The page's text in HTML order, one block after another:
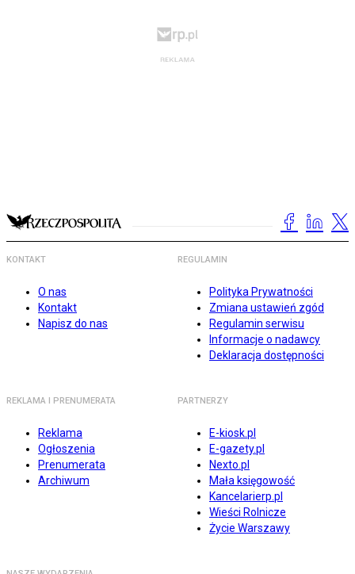
KONTAKT
O nas
Kontakt
Napisz do nas
REGULAMIN
Polityka Prywatności
Zmiana ustawień zgód
Regulamin serwisu
Informacje o nadawcy
Deklaracja dostępności
REKLAMA I PRENUMERATA
Reklama
Ogłoszenia
Prenumerata
Archiwum
PARTNERZY
E-kiosk.pl
E-gazety.pl
Nexto.pl
Mała księgowość
Kancelarierp.pl
Wieści Rolnicze
Życie Warszawy